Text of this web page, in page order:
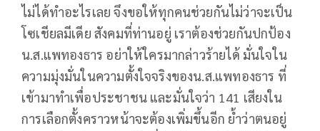
ไม่ได้ทำอะไรเลย จึงขอให้ทุกคนช่วยกันไม่ว่าจะเป็น
โซเชียลมีเดีย สังคมที่ท่านอยู่ เราต้องช่วยกันปกป้อง
น.ส.แพทองธาร อย่าให้ใครมากล่าวร้ายได้ มั่นใจใน
ความมุ่งมั่นในความตั้งใจจริงของน.ส.แพทองธาร ที่
เข้ามาทำเพื่อประชาชน และมั่นใจว่า 141 เสียงใน
การเลือกตั้งคราวหน้าจะต้องเพิ่มขึ้นอีก ย้ำว่าตนอยู่